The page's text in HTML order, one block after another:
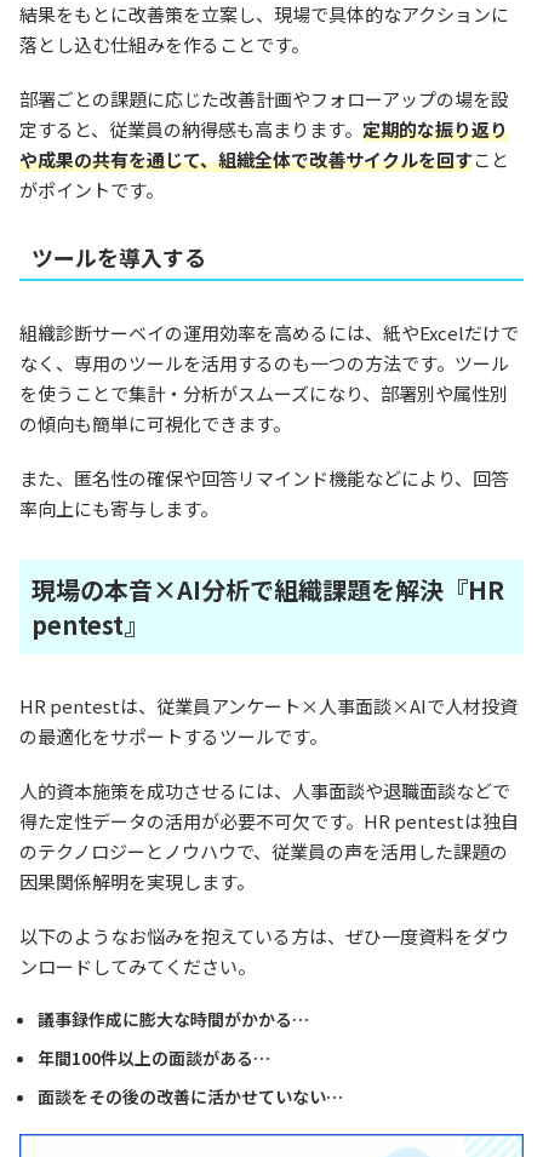
結果をもとに改善策を立案し、現場で具体的なアクションに
落とし込む仕組みを作ることです。
部署ごとの課題に応じた改善計画やフォローアップの場を設
定すると、従業員の納得感も高まります。 定期的な振り返り
や成果の共有を通じて、組織全体で改善サイクルを回すこと
がポイントです。
ツールを導入する
組織診断サーベイの運用効率を高めるには、紙やExcelだけで
なく、専用のツールを活用するのも一つの方法です。ツール
を使うことで集計・分析がスムーズになり、部署別や属性別
の傾向も簡単に可視化できます。
また、匿名性の確保や回答リマインド機能などにより、回答
率向上にも寄与します。
現場の本音×AI分析で組織課題を解決『HR
pentest』
HR pentestは、従業員アンケート×人事面談×AIで人材投資
の最適化をサポートするツールです。
人的資本施策を成功させるには、人事面談や退職面談などで
得た定性データの活用が必要不可欠です。HR pentestは独自
のテクノロジーとノウハウで、従業員の声を活用した課題の
因果関係解明を実現します。
以下のようなお悩みを抱えている方は、ぜひ一度資料をダウ
ンロードしてみてください。
議事録作成に膨大な時間がかかる…
年間100件以上の面談がある…
面談をその後の改善に活かせていない…